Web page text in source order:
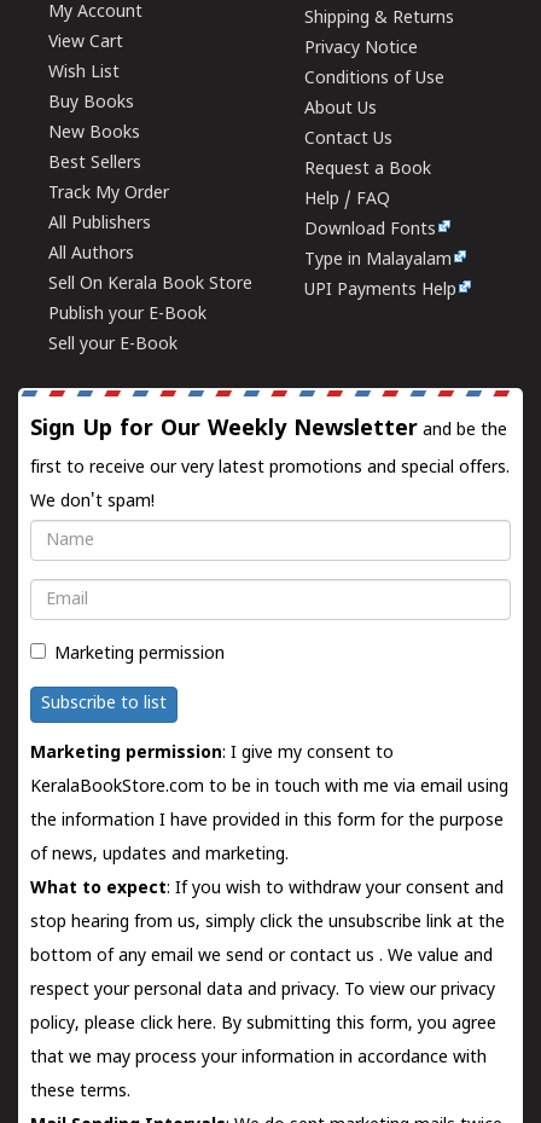
My Account
View Cart
Wish List
Buy Books
New Books
Best Sellers
Track My Order
All Publishers
All Authors
Sell On Kerala Book Store
Publish your E-Book
Sell your E-Book
Shipping & Returns
Privacy Notice
Conditions of Use
About Us
Contact Us
Request a Book
Help / FAQ
Download Fonts
Type in Malayalam
UPI Payments Help
Sign Up for Our Weekly Newsletter and be the
first to receive our very latest promotions and special offers.
We don't spam!
Name
Email
Marketing permission
Subscribe to list
Marketing permission: I give my consent to
KeralaBookStore.com to be in touch with me via email using
the information I have provided in this form for the purpose
of news, updates and marketing.
What to expect: If you wish to withdraw your consent and
stop hearing from us, simply click the unsubscribe link at the
bottom of any email we send orcontact us . We value and
respect your personal data and privacy. To view our privacy
policy, please click here. By submitting this form, you agree
that we may process your information in accordance with
these terms.